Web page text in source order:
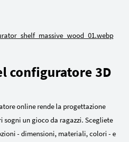
configuratore 3D
online rende la progettazione
un gioco da ragazzi. Scegliete
- dimensioni, materiali, colori - e